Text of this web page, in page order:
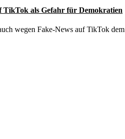
TikTok als Gefahr für Demokratien
wegen Fake-News auf TikTok